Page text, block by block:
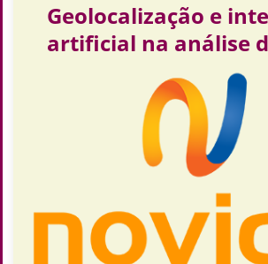
Geolocalização e
artificial na análise